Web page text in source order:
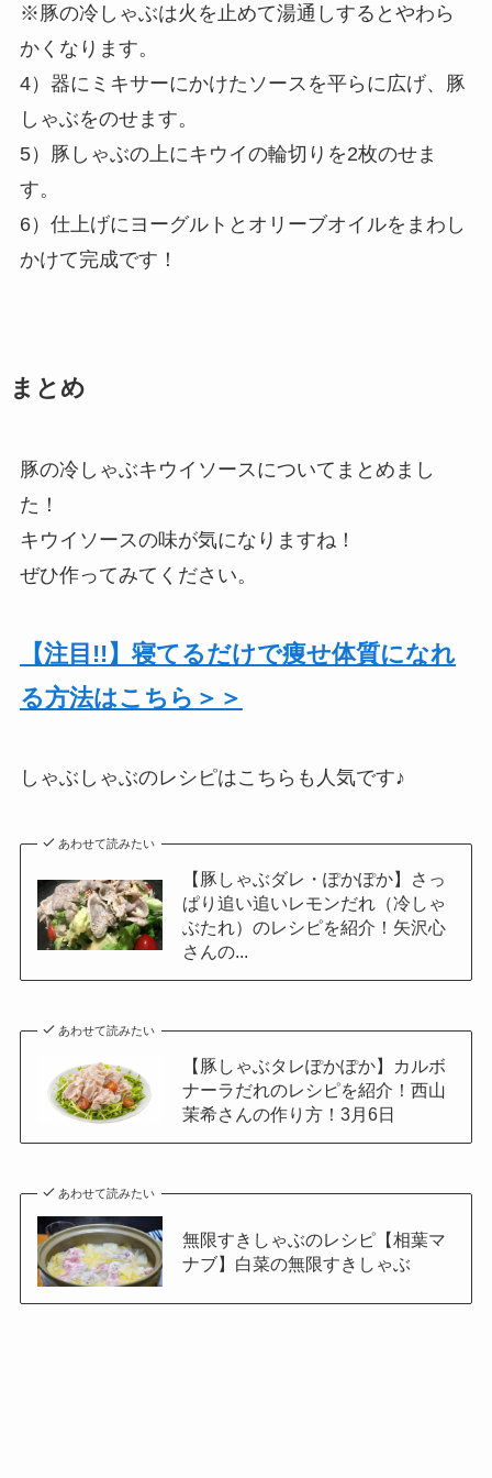
※豚の冷しゃぶは火を止めて湯通しするとやわら
かくなります。
4）器にミキサーにかけたソースを平らに広げ、豚
しゃぶをのせます。
5）豚しゃぶの上にキウイの輪切りを2枚のせま
す。
6）仕上げにヨーグルトとオリーブオイルをまわし
かけて完成です！
まとめ
豚の冷しゃぶキウイソースについてまとめまし
た！
キウイソースの味が気になりますね！
ぜひ作ってみてください。
【注目!!】寝てるだけで痩せ体質になれ
る方法はこちら＞＞
しゃぶしゃぶのレシピはこちらも人気です♪
あわせて読みたい
【豚しゃぶダレ・ぽかぽか】さっ
ぱり追い追いレモンだれ（冷しゃ
ぶたれ）のレシピを紹介！矢沢心
さんの...
あわせて読みたい
【豚しゃぶタレぽかぽか】カルボ
ナーラだれのレシピを紹介！西山
茉希さんの作り方！3月6日
あわせて読みたい
無限すきしゃぶのレシピ【相葉マ
ナブ】白菜の無限すきしゃぶ